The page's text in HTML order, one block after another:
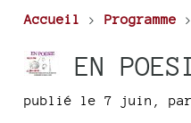
Accueil > Programme
EN
publié le 7 juin